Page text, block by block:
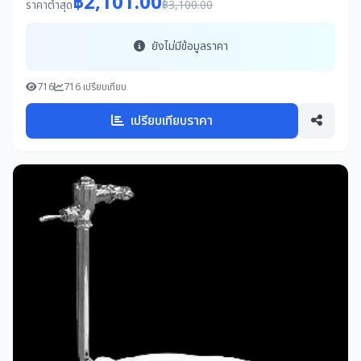
ราคาต่ำสุด ฿3,100.00
ยังไม่มีข้อมูลราคา
716 716 เปรียบเทียบ
เปรียบเทียบราคา